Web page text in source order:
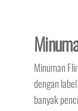
Minuman
dengan
banyak